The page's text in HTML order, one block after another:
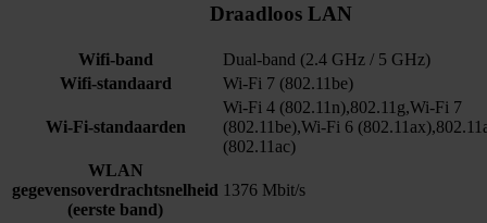
Draadloos LAN
Wifi-band
Dual-band (2.4 GHz / 5 GHz)
Wifi-standaard
Wi-Fi 7 (802.11be)
Wi-Fi-standaarden
Wi-Fi 4 (802.11n),802.11g,Wi-Fi 7
(802.11be),Wi-Fi 6
(802.11ac)
WLAN
gegevensoverdrachtsnelheid
(eerste band)
1376 Mbit/s